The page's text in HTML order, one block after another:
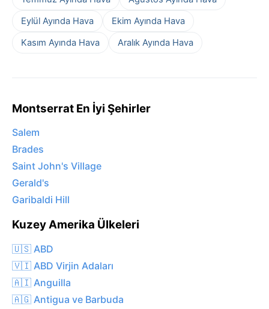
Eylül Ayında Hava
Ekim Ayında Hava
Kasım Ayında Hava
Aralık Ayında Hava
Montserrat En İyi Şehirler
Salem
Brades
Saint John's Village
Gerald's
Garibaldi Hill
Kuzey Amerika Ülkeleri
🇺🇸 ABD
🇻🇮 ABD Virjin Adaları
🇦🇮 Anguilla
🇦🇬 Antigua ve Barbuda